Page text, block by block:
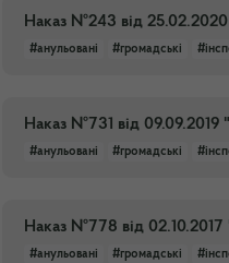
Наказ №243 від 25.02.2020
#анульовані #громадські
Наказ №731 від 09.09.2019
#анульовані #громадські
Наказ №778 від 02.10.2017
#анульовані #громадські